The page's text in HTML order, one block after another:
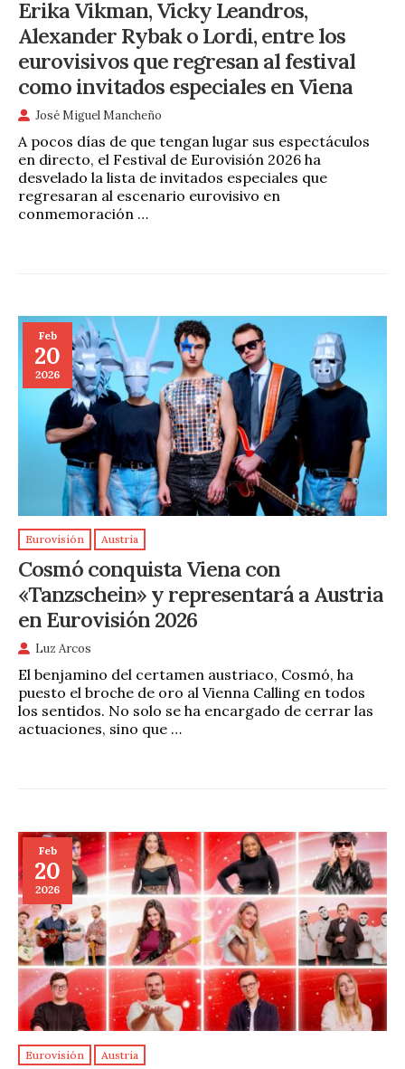
Erika Vikman, Vicky Leandros,
Alexander Rybak o Lordi, entre los
eurovisivos que regresan al festival
como invitados especiales en Viena
José Miguel Mancheño
A pocos días de que tengan lugar sus espectáculos
en directo, el Festival de Eurovisión 2026 ha
desvelado la lista de invitados especiales que
regresaran al escenario eurovisivo en
conmemoración …
Feb
20
2026
Eurovisión Austria
Cosmó conquista Viena con
«Tanzschein» y representará a Austria
en Eurovisión 2026
Luz Arcos
El benjamino del certamen austriaco, Cosmó, ha
puesto el broche de oro al Vienna Calling en todos
los sentidos. No solo se ha encargado de cerrar las
actuaciones, sino que …
Feb
20
2026
Eurovisión Austria